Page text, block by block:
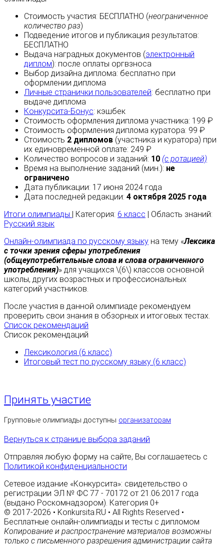
Стоимость участия: БЕСПЛАТНО (неограниченное
количество раз)
Подведение итогов и публикация результатов:
БЕСПЛАТНО
Выдача наградных документов (электронный
диплом): после оплаты оргвзноса
Выбор дизайна диплома: бесплатно при
оформлении диплома
Личные странички пользователей: бесплатно при
выдаче диплома
Конкурсита-Бонус: кэшбек
Стоимость оформления диплома участника: 199 ₽
Стоимость оформления диплома куратора: 99 ₽
Стоимость 2 дипломов (участника и куратора) при
их единовременной оплате: 249 ₽
Количество вопросов и заданий: 10 (с ротацией)
Время на выполнение заданий (мин.): не
ограничено
Дата публикации: 17 июня 2024 года
Дата последней редакции: 4 октября 2025 года
Итоги олимпиады
| Категория: 6 класс | Область знаний:
Русский язык
Онлайн-олимпиада по русскому языку на тему «Лексика
с точки зрения сферы употребления
(общеупотребительные слова и слова ограниченного
употребления)» для учащихся \(6\) классов основной
школы, других возрастных и профессиональных
категорий участников.
После участия в данной олимпиаде рекомендуем
проверить свои знания в обзорных и итоговых тестах.
Список рекомендаций
Список рекомендаций
Лексикология (6 класс)
Итоговый тест по русскому языку (6 класс)
Принять участие
Групповые олимпиады доступны организаторам
Вернуться к странице выбора заданий
Отправляя любую форму на сайте, Вы соглашаетесь с
Политикой конфиденциальности
Сетевое издание «Конкурсита»: свидетельство о
регистрации ЭЛ № ФС 77 - 70172 от 21.06.2017 года
(выдано Роскомнадзором). Категория 0+
© 2017-2026 • Konkursita.RU • All Rights Reserved •
Бесплатные онлайн-олимпиады и тесты с дипломом
Копирование и распространение материалов возможны
только с письменного разрешения администрации сайта